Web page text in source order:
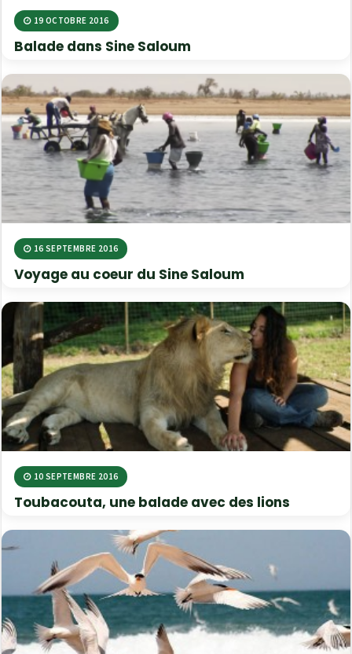
Balade dans Sine Saloum
19 OCTOBRE 2016
Voyage au coeur du Sine Saloum
16 SEPTEMBRE 2016
Toubacouta, une balade avec des lions
10 SEPTEMBRE 2016